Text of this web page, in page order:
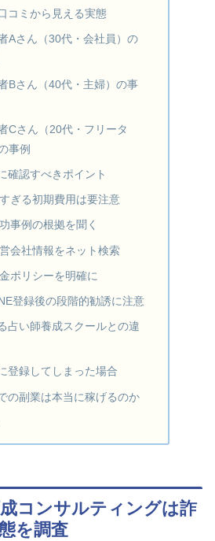
コミから見える実態
Aさん（30代・会社員）の
Bさん（40代・主婦）の事
Cさん（20代・フリータ
事例
確認すべきポイント
ぎる初期費用は要注意
事例の根拠を聞く
会社情報をネット検索
ポリシーを明確に
登録後の段階的勧誘に注意
占い師養成スクールとの違
登録してしまった場合
の副業は本当に稼げるのか
コンサルティングは詐
を調査